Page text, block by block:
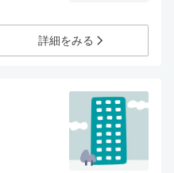
詳細をみる